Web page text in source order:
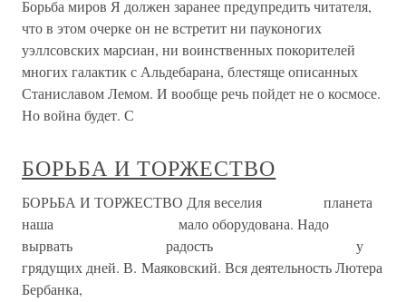
Борьба миров Я должен заранее предупредить читателя,
что в этом очерке он не встретит ни пауконогих
уэллсовских марсиан, ни воинственных покорителей
многих галактик с Альдебарана, блестяще описанных
Станиславом Лемом. И вообще речь пойдет не о космосе.
Но война будет. С
БОРЬБА И ТОРЖЕСТВО
БОРЬБА И ТОРЖЕСТВО Для веселия планета
наша мало оборудована. Надо
вырвать радость у
грядущих дней. В. Маяковский. Вся деятельность Лютера
Бербанка,